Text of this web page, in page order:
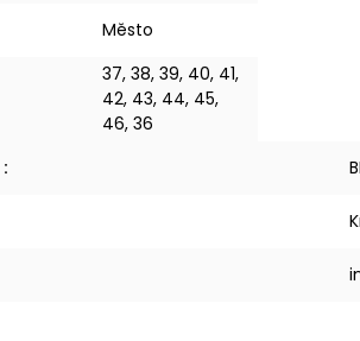
Město
37, 38, 39, 40, 41,
42, 43, 44, 45,
46, 36
: